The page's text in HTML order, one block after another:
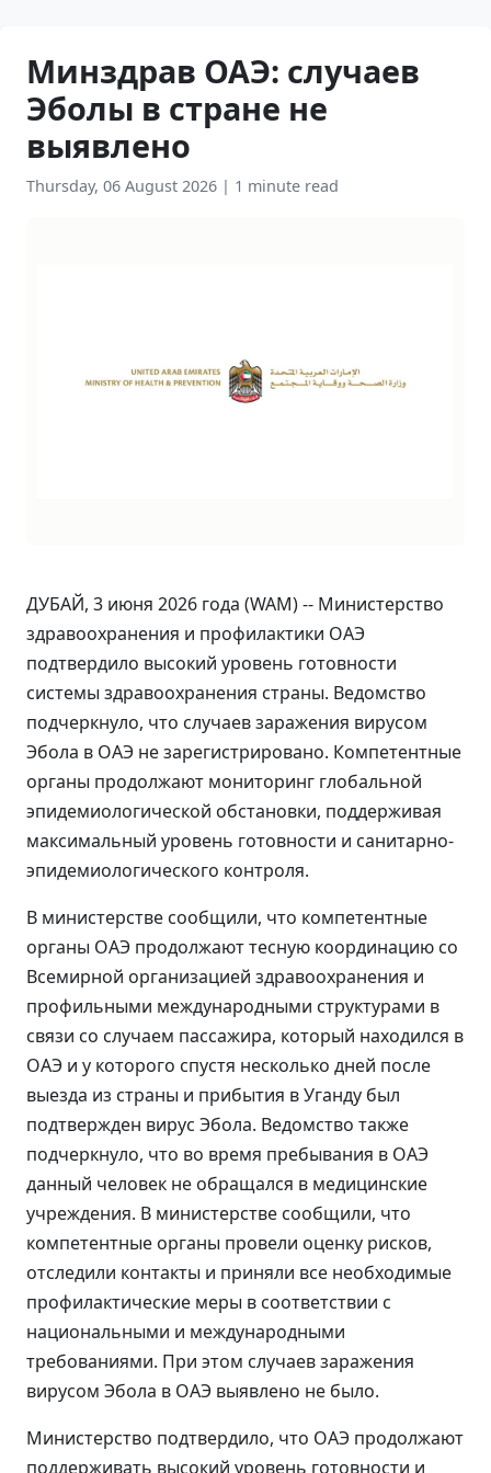
Минздрав ОАЭ: случаев
Эболы в стране не
выявлено
Thursday, 06 August 2026 | 1 minute read
ДУБАЙ, 3 июня 2026 года (WAM) -- Министерство
здравоохранения и профилактики ОАЭ
подтвердило высокий уровень готовности
системы здравоохранения страны. Ведомство
подчеркнуло, что случаев заражения вирусом
Эбола в ОАЭ не зарегистрировано. Компетентные
органы продолжают мониторинг глобальной
эпидемиологической обстановки, поддерживая
максимальный уровень готовности и санитарно-
эпидемиологического контроля.
В министерстве сообщили, что компетентные
органы ОАЭ продолжают тесную координацию со
Всемирной организацией здравоохранения и
профильными международными структурами в
связи со случаем пассажира, который находился в
ОАЭ и у которого спустя несколько дней после
выезда из страны и прибытия в Уганду был
подтвержден вирус Эбола. Ведомство также
подчеркнуло, что во время пребывания в ОАЭ
данный человек не обращался в медицинские
учреждения. В министерстве сообщили, что
компетентные органы провели оценку рисков,
отследили контакты и приняли все необходимые
профилактические меры в соответствии с
национальными и международными
требованиями. При этом случаев заражения
вирусом Эбола в ОАЭ выявлено не было.
Министерство подтвердило, что ОАЭ продолжают
поддерживать высокий уровень готовности и